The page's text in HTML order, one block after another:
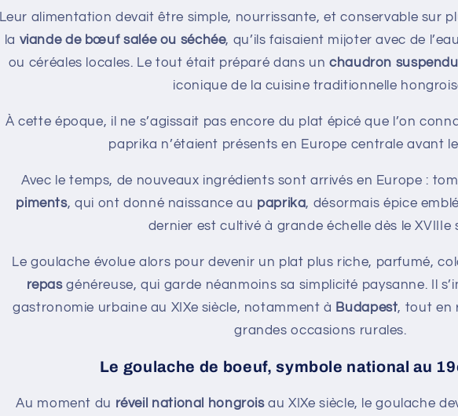
Leur alimentation devait être simple, nourrissante, et conservable sur
la viande de bœuf salée ou séchée, qu’ils faisaient mijoter avec de
ou céréales locales. Le tout était préparé dans un chaudron suspendu
iconique de la cuisine traditionnelle
À cette époque, il ne s’agissait pas encore du plat épicé que l’on
paprika n’étaient présents en Europe centrale avant le
Avec le temps, de nouveaux ingrédients sont arrivés en Europe :
piments, qui ont donné naissance au paprika, désormais épice
dernier est cultivé à grande échelle dès le XVIIIe
Le goulache évolue alors pour devenir un plat plus riche, parfumé,
repasgénéreuse, qui garde néanmoins sa simplicité paysanne. Il
gastronomie urbaine au XIXe siècle, notamment à Budapest, tout en
grandes occasions rurales.
Le goulache de boeuf, symbole national au
Au moment du réveil national hongroisau XIXe siècle, le goulache